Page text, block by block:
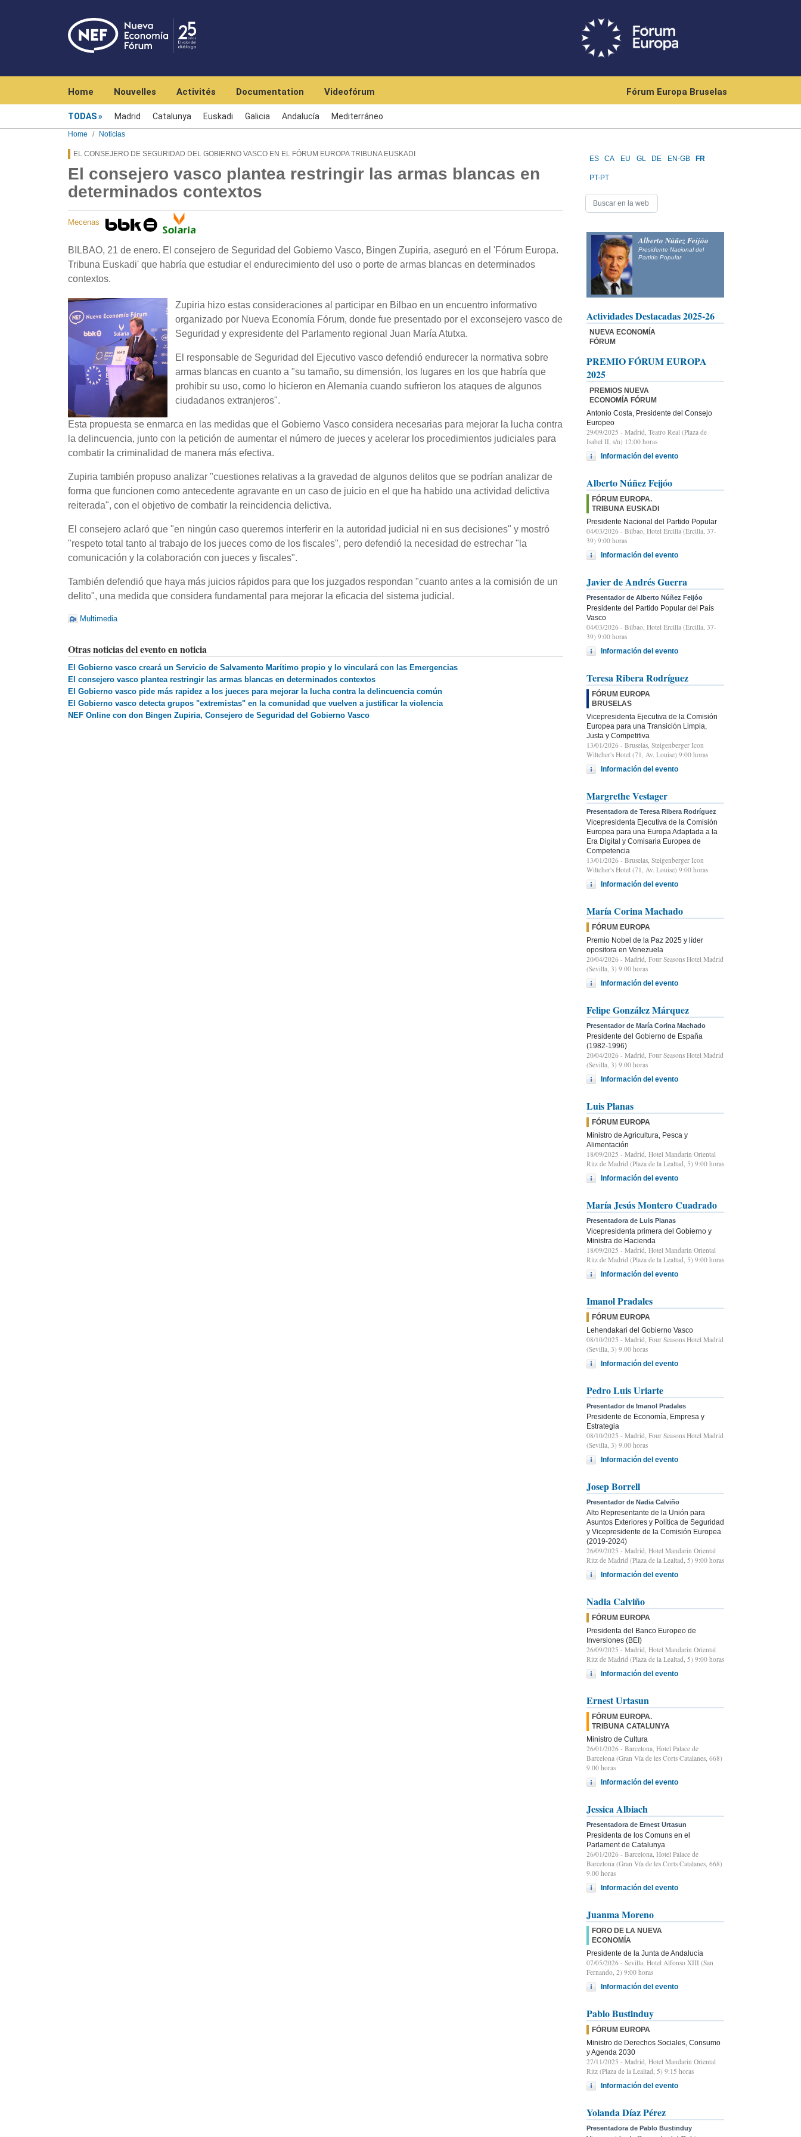
Home Nouvelles Activités Documentation Videofórum Fórum Europa Bruselas
TODAS Madrid Catalunya Euskadi Galicia Andalucía Mediterráneo
Home Noticias
EL CONSEJERO DE SEGURIDAD DEL GOBIERNO VASCO EN EL FÓRUM EUROPA TRIBUNA EUSKADI
El consejero vasco plantea restringir las armas blancas en
determinados contextos
Mecenas
BILBAO, 21 de enero. El consejero de Seguridad del Gobierno Vasco, Bingen Zupiria, aseguró en el 'Fórum Europa.
Tribuna Euskadi' que habría que estudiar el endurecimiento del uso o porte de armas blancas en determinados
contextos.
Zupiria hizo estas consideraciones al participar en Bilbao en un encuentro informativo
organizado por Nueva Economía Fórum, donde fue presentado por el exconsejero vasco de
Seguridad y expresidente del Parlamento regional Juan María Atutxa.
El responsable de Seguridad del Ejecutivo vasco defendió endurecer la normativa sobre
armas blancas en cuanto a "su tamaño, su dimensión, los lugares en los que habría que
prohibir su uso, como lo hicieron en Alemania cuando sufrieron los ataques de algunos
ciudadanos extranjeros".
Esta propuesta se enmarca en las medidas que el Gobierno Vasco considera necesarias para mejorar la lucha contra
la delincuencia, junto con la petición de aumentar el número de jueces y acelerar los procedimientos judiciales para
combatir la criminalidad de manera más efectiva.
Zupiria también propuso analizar "cuestiones relativas a la gravedad de algunos delitos que se podrían analizar de
forma que funcionen como antecedente agravante en un caso de juicio en el que ha habido una actividad delictiva
reiterada", con el objetivo de combatir la reincidencia delictiva.
El consejero aclaró que "en ningún caso queremos interferir en la autoridad judicial ni en sus decisiones" y mostró
"respeto total tanto al trabajo de los jueces como de los fiscales", pero defendió la necesidad de estrechar "la
comunicación y la colaboración con jueces y fiscales".
También defendió que haya más juicios rápidos para que los juzgados respondan "cuanto antes a la comisión de un
delito", una medida que considera fundamental para mejorar la eficacia del sistema judicial.
Multimedia
Otras noticias del evento en noticia
El Gobierno vasco creará un Servicio de Salvamento Marítimo propio y lo vinculará con las Emergencias
El consejero vasco plantea restringir las armas blancas en determinados contextos
El Gobierno vasco pide más rapidez a los jueces para mejorar la lucha contra la delincuencia común
El Gobierno vasco detecta grupos "extremistas" en la comunidad que vuelven a justificar la violencia
NEF Online con don Bingen Zupiria, Consejero de Seguridad del Gobierno Vasco
ES CA EU GL DE EN-GB FR
PT-PT
Alberto Núñez Feijóo
Presidente Nacional del
Partido Popular
Actividades Destacadas 2025-26
NUEVA ECONOMÍA
FÓRUM
PREMIO FÓRUM EUROPA
2025
PREMIOS NUEVA
ECONOMÍA FÓRUM
Antonio Costa, Presidente del Consejo
Europeo
29/09/2025 - Madrid, Teatro Real (Plaza de
Isabel II, s/n) 12:00 horas
Información del evento
Alberto Núñez Feijóo
FÓRUM EUROPA.
TRIBUNA EUSKADI
Presidente Nacional del Partido Popular
04/03/2026 - Bilbao, Hotel Ercilla (Ercilla, 37-
39) 9:00 horas
Información del evento
Javier de Andrés Guerra
Presentador de Alberto Núñez Feijóo
Presidente del Partido Popular del País
Vasco
04/03/2026 - Bilbao, Hotel Ercilla (Ercilla, 37-
39) 9:00 horas
Información del evento
Teresa Ribera Rodríguez
FÓRUM EUROPA
BRUSELAS
Vicepresidenta Ejecutiva de la Comisión
Europea para una Transición Limpia,
Justa y Competitiva
13/01/2026 - Bruselas, Steigenberger Icon
Wiltcher's Hotel (71, Av. Louise) 9:00 horas
Información del evento
Margrethe Vestager
Presentadora de Teresa Ribera Rodríguez
Vicepresidenta Ejecutiva de la Comisión
Europea para una Europa Adaptada a la
Era Digital y Comisaria Europea de
Competencia
13/01/2026 - Bruselas, Steigenberger Icon
Wiltcher's Hotel (71, Av. Louise) 9:00 horas
Información del evento
María Corina Machado
FÓRUM EUROPA
Premio Nobel de la Paz 2025 y líder
opositora en Venezuela
20/04/2026 - Madrid, Four Seasons Hotel Madrid
(Sevilla, 3) 9.00 horas
Información del evento
Felipe González Márquez
Presentador de María Corina Machado
Presidente del Gobierno de España
(1982-1996)
20/04/2026 - Madrid, Four Seasons Hotel Madrid
(Sevilla, 3) 9.00 horas
Información del evento
Luis Planas
FÓRUM EUROPA
Ministro de Agricultura, Pesca y
Alimentación
18/09/2025 - Madrid, Hotel Mandarin Oriental
Ritz de Madrid (Plaza de la Lealtad, 5) 9:00 horas
Información del evento
María Jesús Montero Cuadrado
Presentadora de Luis Planas
Vicepresidenta primera del Gobierno y
Ministra de Hacienda
18/09/2025 - Madrid, Hotel Mandarin Oriental
Ritz de Madrid (Plaza de la Lealtad, 5) 9:00 horas
Información del evento
Imanol Pradales
FÓRUM EUROPA
Lehendakari del Gobierno Vasco
08/10/2025 - Madrid, Four Seasons Hotel Madrid
(Sevilla, 3) 9.00 horas
Información del evento
Pedro Luis Uriarte
Presentador de Imanol Pradales
Presidente de Economía, Empresa y
Estrategia
08/10/2025 - Madrid, Four Seasons Hotel Madrid
(Sevilla, 3) 9.00 horas
Información del evento
Josep Borrell
Presentador de Nadia Calviño
Alto Representante de la Unión para
Asuntos Exteriores y Política de Seguridad
y Vicepresidente de la Comisión Europea
(2019-2024)
26/09/2025 - Madrid, Hotel Mandarin Oriental
Ritz de Madrid (Plaza de la Lealtad, 5) 9:00 horas
Información del evento
Nadia Calviño
FÓRUM EUROPA
Presidenta del Banco Europeo de
Inversiones (BEI)
26/09/2025 - Madrid, Hotel Mandarin Oriental
Ritz de Madrid (Plaza de la Lealtad, 5) 9:00 horas
Información del evento
Ernest Urtasun
FÓRUM EUROPA.
TRIBUNA CATALUNYA
Ministro de Cultura
26/01/2026 - Barcelona, Hotel Palace de
Barcelona (Gran Vía de les Corts Catalanes, 668)
9.00 horas
Información del evento
Jessica Albiach
Presentadora de Ernest Urtasun
Presidenta de los Comuns en el
Parlament de Catalunya
26/01/2026 - Barcelona, Hotel Palace de
Barcelona (Gran Vía de les Corts Catalanes, 668)
9.00 horas
Información del evento
Juanma Moreno
FORO DE LA NUEVA
ECONOMÍA
Presidente de la Junta de Andalucía
07/05/2026 - Sevilla, Hotel Alfonso XIII (San
Fernando, 2) 9:00 horas
Información del evento
Pablo Bustinduy
FÓRUM EUROPA
Ministro de Derechos Sociales, Consumo
y Agenda 2030
27/11/2025 - Madrid, Hotel Mandarin Oriental
Ritz (Plaza de la Lealtad, 5) 9:15 horas
Información del evento
Yolanda Díaz Pérez
Presentadora de Pablo Bustinduy